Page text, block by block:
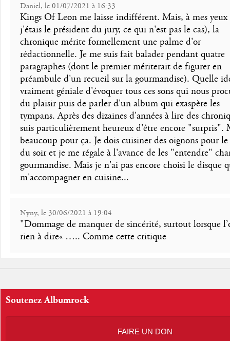
Daniel, le 01/07/2021 à 16:33
Kings Of Leon me laisse indifférent. Mais, à mes yeux
j'étais le président du jury, ce qui n'est pas le cas), la
chronique mérite formellement une palme d'or
rédactionnelle. Je me suis fait balader pendant quatre
paragraphes (dont le premier mériterait de figurer en
préambule d'un recueil sur la gourmandise). Quelle
vraiment géniale d'évoquer tous ces sons qui nous
du plaisir puis de parler d'un album qui exaspère les
tympans. Après des dizaines d'années à lire des
suis particulièrement heureux d'être encore "surpris".
beaucoup pour ça. Je dois cuisiner des oignons pour le
du soir et je me régale à l'avance de les "entendre"
gourmandise. Mais je n'ai pas encore choisi le disque
m'accompagner en cuisine...
Nyny, le 30/06/2021 à 19:04
"Dommage de manquer de sincérité, surtout lorsque
rien à dire« ….. Comme cette critique
Soutenez Albumrock
FAIRE UN DON